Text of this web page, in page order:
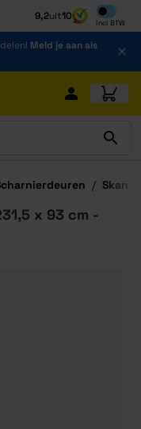
9,2uit10
Incl BTW
Inclusief
Meld je aan als
/
x 93 cm -